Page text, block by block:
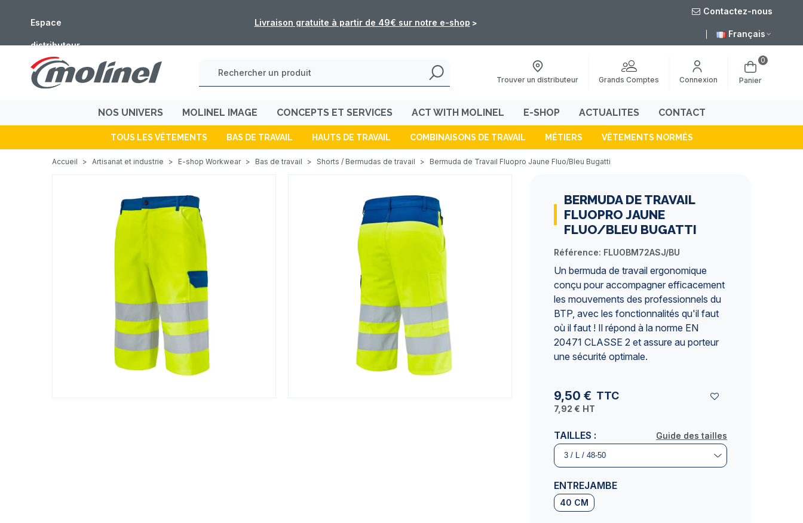
Espace
distributeur
Fermeture estivale : les commandes de l'e-shop ne seront pas traitées du 5 au 16 août
Contactez-nous
Français
Trouver un distributeur Grands Comptes Connexion Panier
0
NOS UNIVERS MOLINEL IMAGE CONCEPTS ET SERVICES ACT WITH MOLINEL E-SHOP ACTUALITES CONTACT
TOUS LES VÊTEMENTS BAS DE TRAVAIL HAUTS DE TRAVAIL COMBINAISONS DE TRAVAIL MÉTIERS VÊTEMENTS NORMÉS
Accueil > Artisanat et industrie > E-shop Workwear > Bas de travail > Shorts / Bermudas de travail > Bermuda de Travail Fluopro Jaune Fluo/Bleu Bugatti
BERMUDA DE TRAVAIL
FLUOPRO JAUNE
FLUO/BLEU BUGATTI
Référence: FLUOBM72ASJ/BU
Un bermuda de travail ergonomique
conçu pour accompagner efficacement
les mouvements des professionnels du
BTP, avec les fonctionnalités qu'il faut
où il faut ! Il répond à la norme EN
20471 CLASSE 2 et assure au porteur
une sécurité optimale.
9,50 € TTC
7,92 € HT
Guide des tailles
TAILLES : Guide des tailles
ENTREJAMBE
40 CM